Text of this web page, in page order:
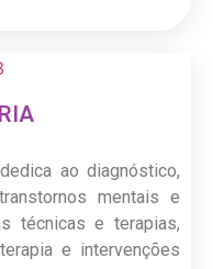
ao diagnóstico,
mentais e
técnicas e terapias,
e intervenções